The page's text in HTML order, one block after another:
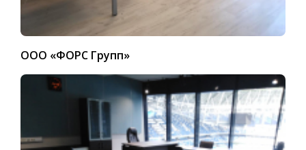
ООО «ФОРС Групп»